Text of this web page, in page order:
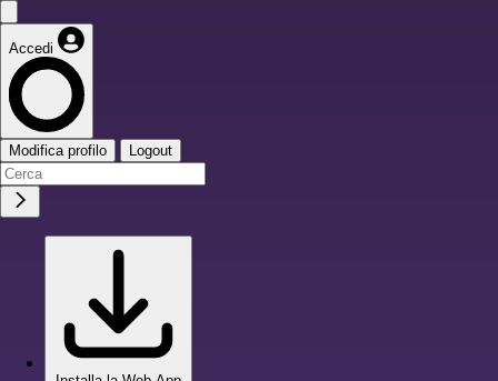
Accedi
Modifica profilo Logout